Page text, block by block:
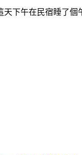
下午在民宿睡了